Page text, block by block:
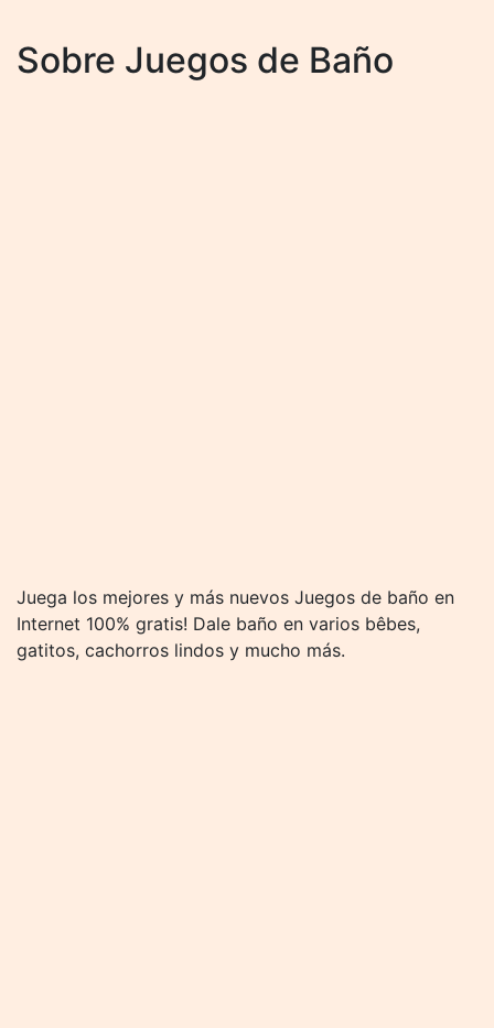
Sobre Juegos de Baño
Juega los mejores y más nuevos Juegos de baño en
Internet 100% gratis! Dale baño en varios bêbes,
gatitos, cachorros lindos y mucho más.